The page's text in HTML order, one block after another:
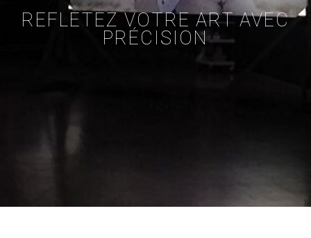
REFLETEZ VOTRE ART AVEC
PRÉCISION